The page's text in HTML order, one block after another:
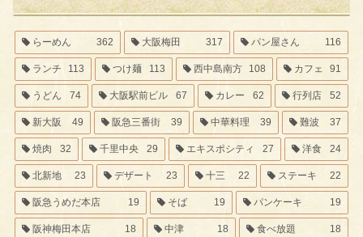
らーめん 362 大阪梅田 317 パン屋さん 116
ランチ 113 つけ麺 113 西中島南方 108 カフェ 91
うどん 74 大阪駅前ビル 67 カレー 62 行列店 52
新大阪 49 阪急三番街 39 中華料理 39 難波 37
焼肉 32 千里中央 29 エキスポシティ 27 洋食 24
北新地 23 デザート 23 十三 22 ステーキ 22
阪急うめだ本店 19 そば 19 パンケーキ 19
阪神梅田本店 18 中津 18 食べ放題 18